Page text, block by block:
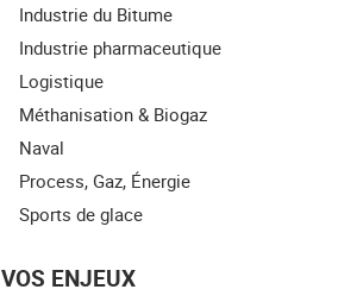
Industrie du Bitume
Industrie pharmaceutique
Logistique
Méthanisation & Biogaz
Naval
Process, Gaz, Énergie
Sports de glace
VOS ENJEUX